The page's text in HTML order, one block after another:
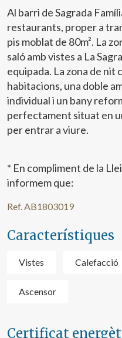
Al barri de Sagrada
restaurants, proper a
pis moblat de 80m². La
saló amb vistes a La
equipada. La zona de nit
habitacions, una doble
individual i un bany
perfectament situat en
per entrar a viure.
* En compliment de la
informem que:
Ref. AB1803019
Característiques
Vistes Calefacció
Ascensor
Certificat